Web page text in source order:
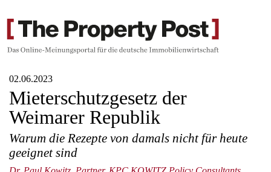
02.06.2023
Mieterschutzgesetz der
Weimarer Republik
Warum die Rezepte von damals nicht für heute
geeignet sind